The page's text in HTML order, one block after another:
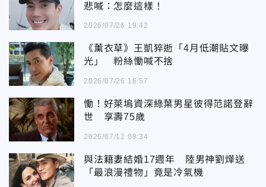
悲喊：怎麼這樣！
2026/07/26 19:42
《薰衣草》王凱猝逝「4月低潮貼文曝
光」 粉絲慟喊不捨
2026/07/26 16:57
慟！好萊塢資深綠葉男星彼得范諾登辭
世 享壽75歲
2026/07/12 08:34
與法籍妻結婚17週年 陸男神劉燁送
「最浪漫禮物」竟是冷氣機